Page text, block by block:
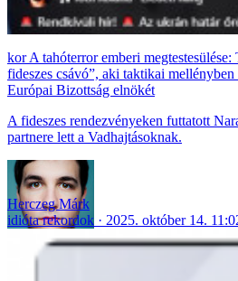
A tahóterror emberi
fideszes csávó”, aki taktikai
Európai Bizottság elnökét
A fideszes rendezvényeken futtatott
partnere lett a Vadhajtásoknak.
Herczeg Márk
idióta rekordok
2025. október 14.